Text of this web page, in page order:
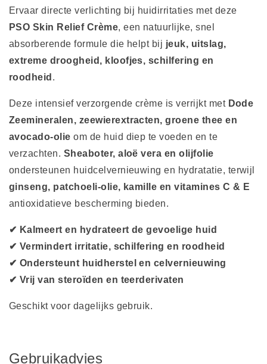
Ervaar directe verlichting bij huidirritaties met deze
PSO Skin Relief Crème, een natuurlijke, snel
absorberende formule die helpt bij jeuk, uitslag,
extreme droogheid, kloofjes, schilfering en
roodheid .
Deze intensief verzorgende crème is verrijkt met Dode
Zeemineralen, zeewierextracten, groene thee en
avocado-olie om de huid diep te voeden en te
verzachten. Sheaboter, aloë vera en olijfolie
ondersteunen huidcelvernieuwing en hydratatie, terwijl
ginseng, patchoeli-olie, kamille en vitamines C & E
antioxidatieve bescherming bieden.
✔ Kalmeert en hydrateert de gevoelige huid
✔ Vermindert irritatie, schilfering en roodheid
✔ Ondersteunt huidherstel en celvernieuwing
✔ Vrij van steroïden en teerderivaten
Geschikt voor dagelijks gebruik.
Gebruikadvies